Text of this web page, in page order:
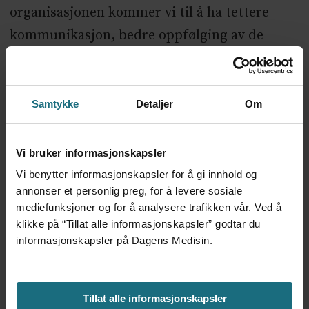
Samtykke Detaljer Om
Vi bruker informasjonskapsler
Vi benytter informasjonskapsler for å gi innhold og
annonser et personlig preg, for å levere sosiale
mediefunksjoner og for å analysere trafikken vår. Ved å
klikke på “Tillat alle informasjonskapsler” godtar du
informasjonskapsler på Dagens Medisin.
Tillat alle informasjonskapsler
organisasjonen kommer vi til å ha tettere
kommunikasjon, bedre oppfølging av de
viktigste lederne og derfor også større
sannsynlighet for at de strategiene vi
realiserer er de som leverer de beste
helsetjenestene for befolkningen i Finnmark.
FINNMARKSSYKEHUSET HF
DEBATT
ARBEIDSLIV
HELSELEDELSE
Mest lest siste syv dager: